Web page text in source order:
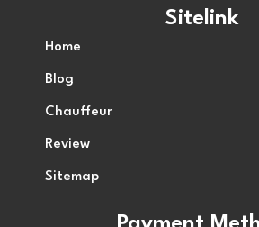
Sitelink
Home
Blog
Chauffeur
Review
Sitemap